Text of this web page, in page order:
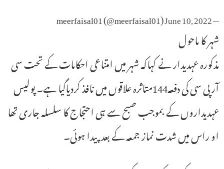
— meerfaisal01 (@meerfaisal01)
June 10, 2022
شہر کا ماحول
مذکورہ عہدیدار نے کہاکہ شہر میں امتناعی احکامات کے تحت سی
آر پی سی کی دفعہ144متاثرہ علاقوں میں نافذ کردیاگیا ہے۔ پولیس
عہدیداروں کے بموجب صبح سے ہی احتجاج کا سلسلہ جاری تھا
او راس میں شدت نماز جمعہ کے بعد پیدا ہوئی۔